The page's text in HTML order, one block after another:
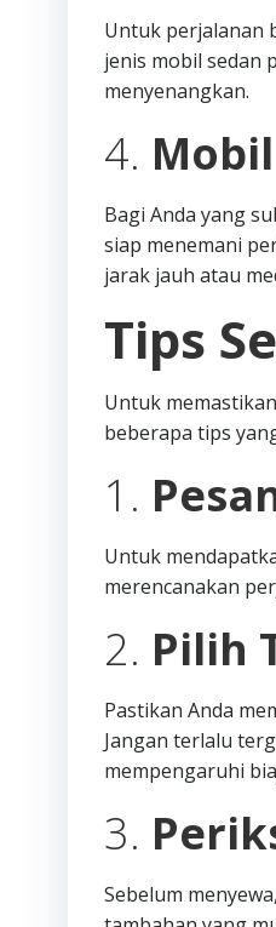
Untuk perjalanan
jenis mobil sedan
menyenangkan.
4.
Bagi Anda yang
siap menemani
jarak jauh atau
Tips
Untuk
beberapa tips
1.
Untuk
merencanakan
2. Pilih
Pastikan Anda
Jangan terlalu
mempengaruhi
3.
Sebelum